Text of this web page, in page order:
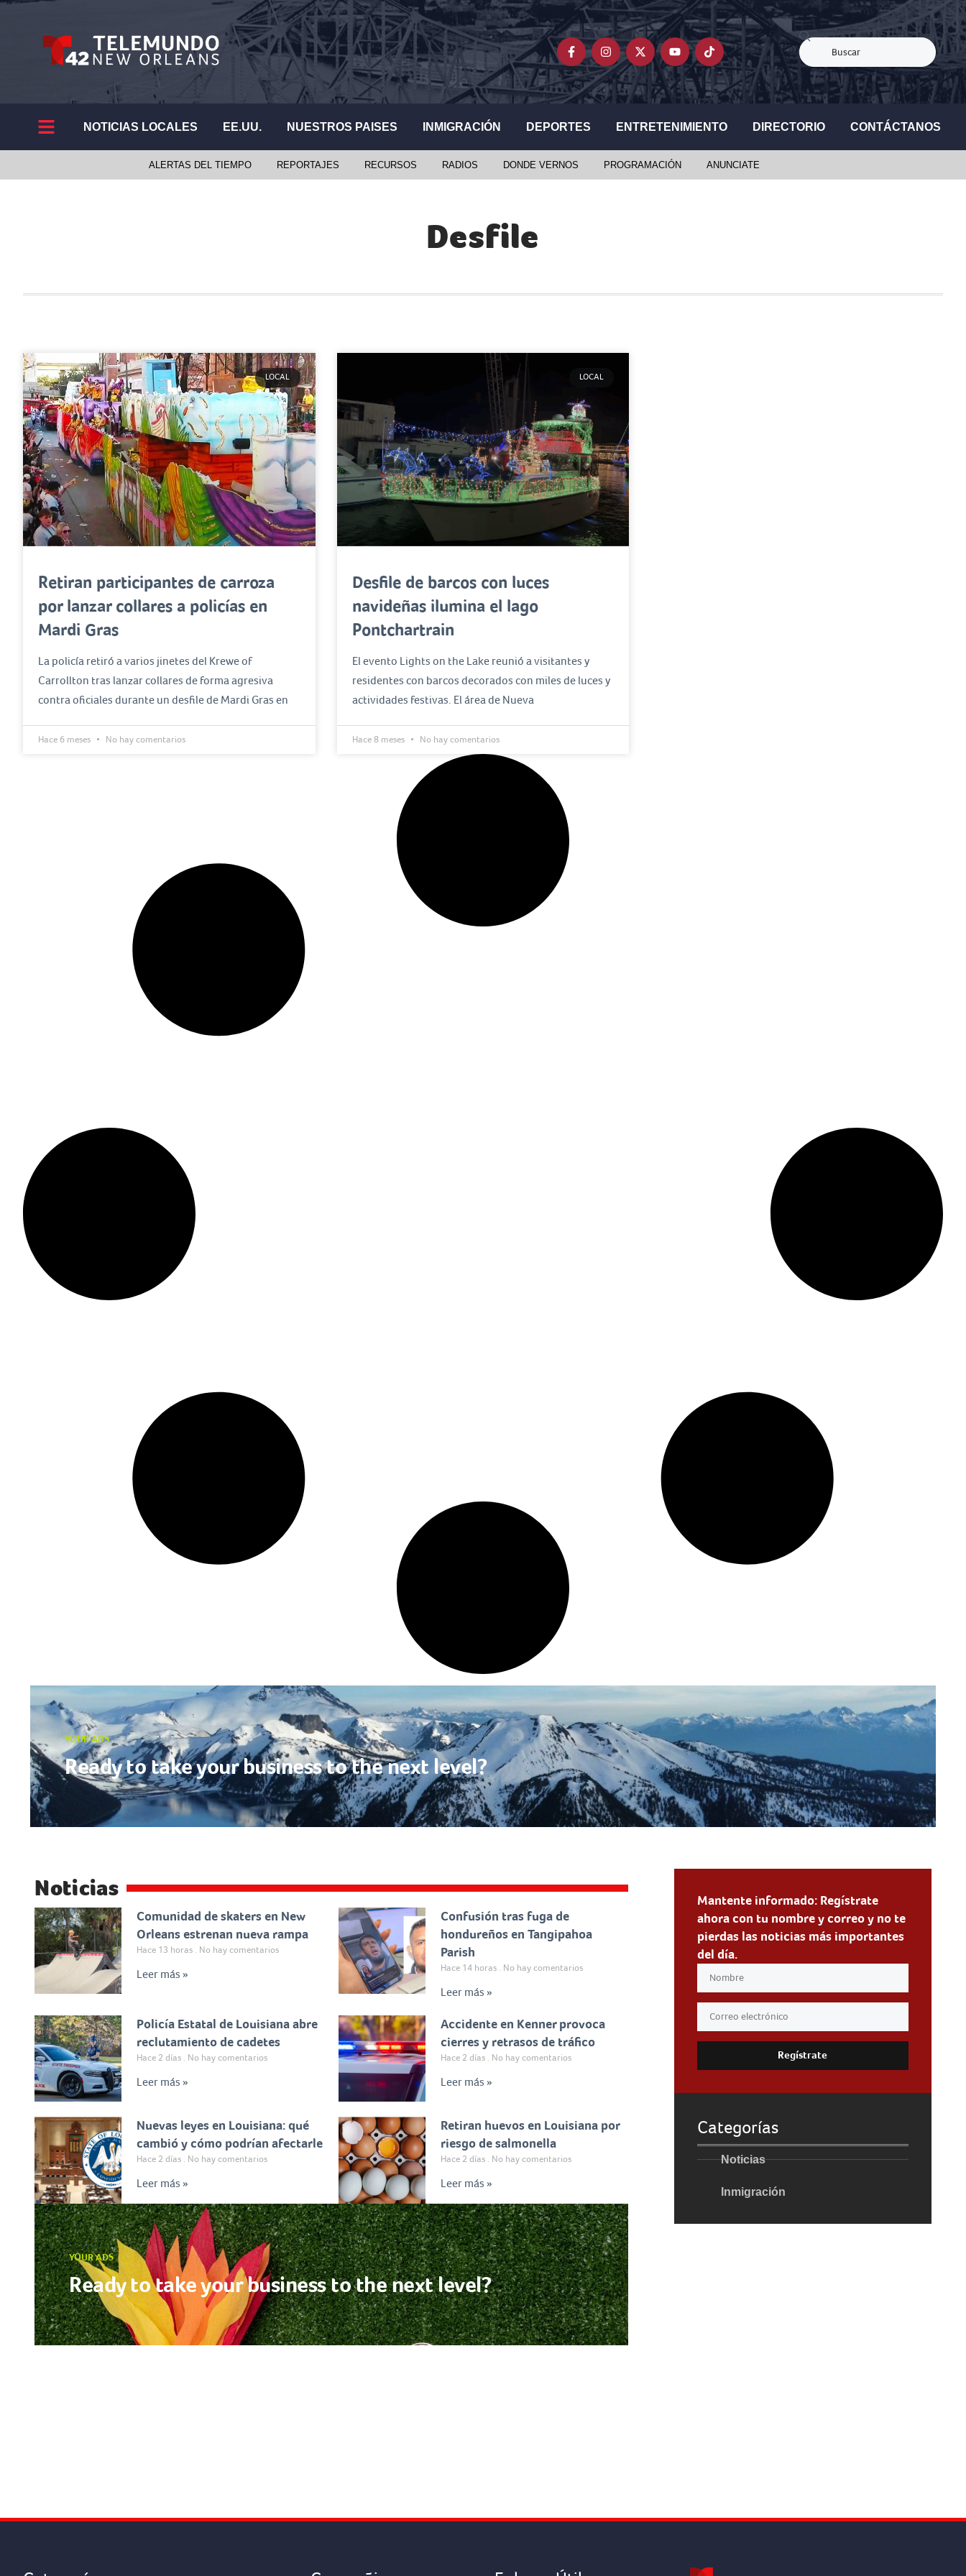
NOTICIAS LOCALES EE.UU. NUESTROS PAISES INMIGRACIÓN DEPORTES ENTRETENIMIENTO DIRECTORIO CONTÁCTANOS
ALERTAS DEL TIEMPO REPORTAJES RECURSOS RADIOS DONDE VERNOS PROGRAMACIÓN ANUNCIATE
Desfile
LOCAL
Retiran participantes de carroza
por lanzar collares a policías en
Mardi Gras
La policía retiró a varios jinetes del Krewe of
Carrollton tras lanzar collares de forma agresiva
contra oficiales durante un desfile de Mardi Gras en
Hace 6 meses No hay comentarios
LOCAL
Desfile de barcos con luces
navideñas ilumina el lago
Pontchartrain
El evento Lights on the Lake reunió a visitantes y
residentes con barcos decorados con miles de luces y
actividades festivas. El área de Nueva
Hace 8 meses No hay comentarios
YOUR ADS
Ready to take your business to the next level?
Noticias
Comunidad de skaters en New
Orleans estrenan nueva rampa
Hace 13 horas No hay comentarios
Leer más »
Confusión tras fuga de
hondureños en Tangipahoa
Parish
Hace 14 horas No hay comentarios
Leer más »
Policía Estatal de Louisiana abre
reclutamiento de cadetes
Hace 2 días No hay comentarios
Leer más »
Accidente en Kenner provoca
cierres y retrasos de tráfico
Hace 2 días No hay comentarios
Leer más »
Nuevas leyes en Louisiana: qué
cambió y cómo podrían afectarle
Hace 2 días No hay comentarios
Leer más »
Retiran huevos en Louisiana por
riesgo de salmonella
Hace 2 días No hay comentarios
Leer más »
YOUR ADS
Ready to take your business to the next level?
Mantente informado: Regístrate
ahora con tu nombre y correo y no te
pierdas las noticias más importantes
del día.
Regístrate
Categorías
Noticias
Inmigración